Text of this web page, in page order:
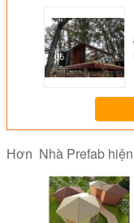
Hơn Nhà Prefab